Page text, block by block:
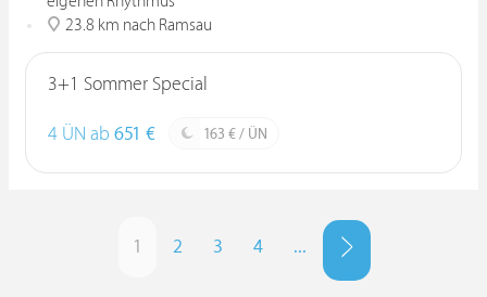
23.8 km nach Ramsau
3+1 Sommer Special
4 ÜN ab 651 € 163 € / ÜN
1 2 3 4 ...